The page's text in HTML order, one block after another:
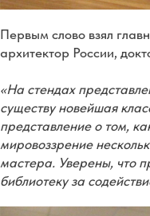
Первым слово взял
архитектор России,
«На стендах
существу новейшая
представление о том,
мировоззрение
мастера. Уверены, что
библиотеку за